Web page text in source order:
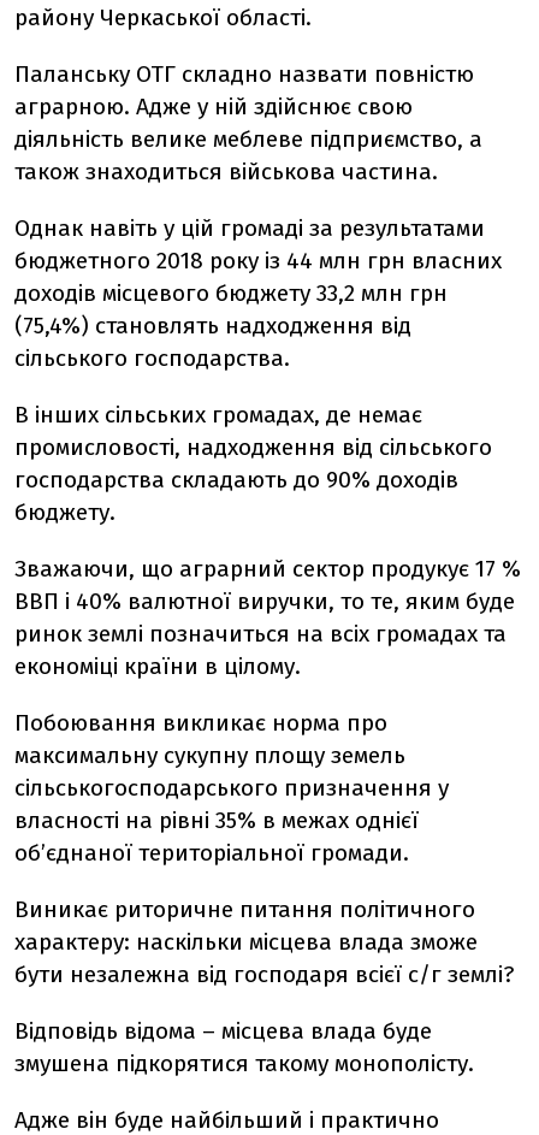
району Черкаської області.
Паланську ОТГ складно назвати повністю
аграрною. Адже у ній здійснює свою
діяльність велике меблеве підприємство, а
також знаходиться військова частина.
Однак навіть у цій громаді за результатами
бюджетного 2018 року із 44 млн грн власних
доходів місцевого бюджету 33,2 млн грн
(75,4%) становлять надходження від
сільського господарства.
В інших сільських громадах, де немає
промисловості, надходження від сільського
господарства складають до 90% доходів
бюджету.
Зважаючи, що аграрний сектор продукує 17 %
ВВП і 40% валютної виручки, то те, яким буде
ринок землі позначиться на всіх громадах та
економіці країни в цілому.
Побоювання викликає норма про
максимальну сукупну площу земель
сільськогосподарського призначення у
власності на рівні 35% в межах однієї
об’єднаної територіальної громади.
Виникає риторичне питання політичного
характеру: наскільки місцева влада зможе
бути незалежна від господаря всієї с/г землі?
Відповідь відома – місцева влада буде
змушена підкорятися такому монополісту.
Адже він буде найбільший і практично